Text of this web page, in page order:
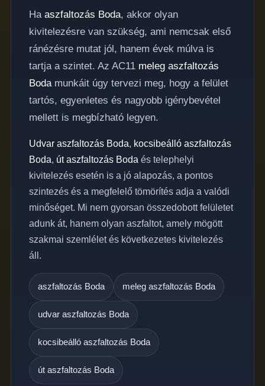
Ha aszfaltozás Boda, akkor olyan
kivitelezésre van szükség, ami nemcsak első
ránézésre mutat jól, hanem évek múlva is
tartja a szintet. Az AC11 meleg aszfaltozás
Bodamunkáit úgy tervezi meg, hogy a felület
tartós, egyenletes és nagyobb igénybevétel
mellett is megbízható legyen.
Udvar aszfaltozás Boda, kocsibeálló aszfaltozás
Boda, út aszfaltozás Boda és telephelyi
kivitelezés esetén is a jó alapozás, a pontos
szintezés és a megfelelő tömörítés adja a valódi
minőséget. Mi nem gyorsan összedobott felületet
adunk át, hanem olyan aszfaltot, amely mögött
szakmai szemlélet és következetes kivitelezés
áll.
aszfaltozás Boda meleg aszfaltozás Boda
udvar aszfaltozás Boda
kocsibeálló aszfaltozás Boda
út aszfaltozás Boda